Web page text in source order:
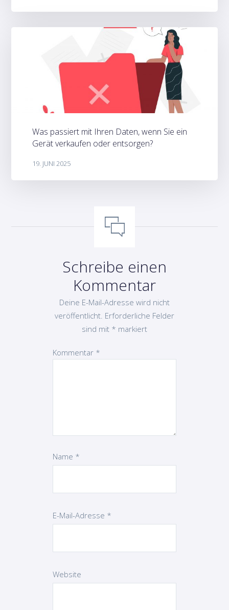
Was passiert mit Ihren Daten, wenn Sie ein
Gerät verkaufen oder entsorgen?
19. JUNI 2025
Schreibe einen
Kommentar
Deine E-Mail-Adresse wird nicht
veröffentlicht. Erforderliche Felder
sind mit * markiert
Kommentar *
Name *
E-Mail-Adresse *
Website